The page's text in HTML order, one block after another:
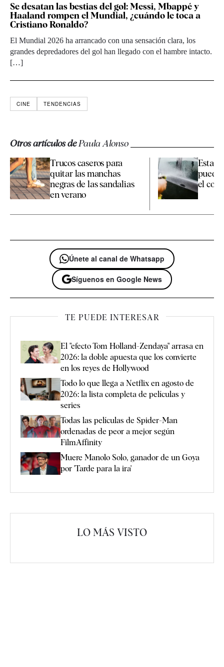
Se desatan las bestias del gol: Messi, Mbappé y
Haaland rompen el Mundial, ¿cuándo le toca a
Cristiano Ronaldo?
El Mundial 2026 ha arrancado con una sensación clara, los
grandes depredadores del gol han llegado con el hambre intacto.
[…]
CINE TENDENCIAS
Otros artículos dePaula Alonso
Trucos caseros para
quitar las manchas
negras de las sandalias
en verano
Esta
el
Únete al canal de Whatsapp
Síguenos en Google News
TE PUEDE INTERESAR
El "efecto Tom Holland-Zendaya" arrasa en
2026: la doble apuesta que los convierte
en los reyes de Hollywood
Todo lo que llega a Netflix en agosto de
2026: la lista completa de películas y
series
Todas las películas de Spider-Man
ordenadas de peor a mejor según
FilmAffinity
Muere Manolo Solo, ganador de un Goya
por 'Tarde para la ira'
LO MÁS VISTO